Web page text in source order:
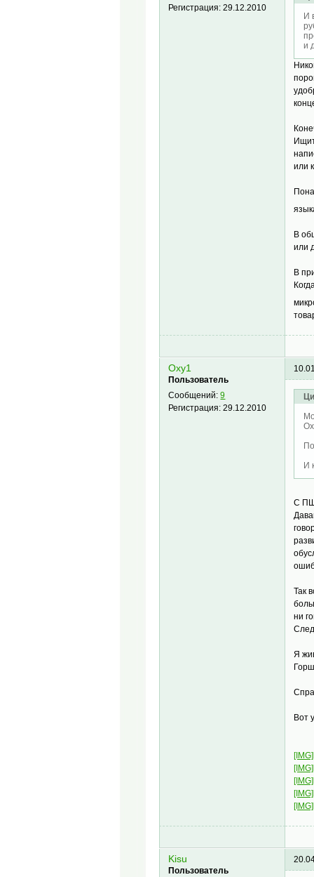
Регистрация:29.12.2010
И
и
или
В
или
В
Oxy1
Пользователь
Сообщений:9
Регистрация:29.12.2010
И
С
Так
ни
Я
Вот
Kisu
Пользователь